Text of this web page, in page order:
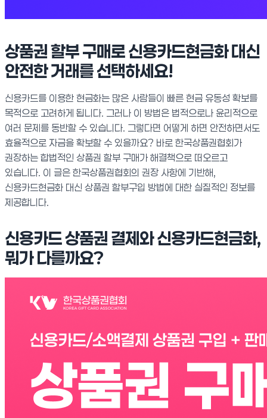
상품권 할부 구매로 신용카드현금화 대신
안전한 거래를 선택하세요!
신용카드를 이용한 현금화는 많은 사람들이 빠른 현금 유동성 확보를
목적으로 고려하게 됩니다. 그러나 이 방법은 법적으로나 윤리적으로
여러 문제를 동반할 수 있습니다. 그렇다면 어떻게 하면 안전하면서도
효율적으로 자금을 확보할 수 있을까요? 바로 한국상품권협회가
권장하는 합법적인 상품권 할부 구매가 해결책으로 떠오르고
있습니다. 이 글은 한국상품권협회의 권장 사항에 기반해,
신용카드현금화 대신 상품권 할부구입 방법에 대한 실질적인 정보를
제공합니다.
신용카드 상품권 결제와 신용카드현금화,
뭐가 다를까요?